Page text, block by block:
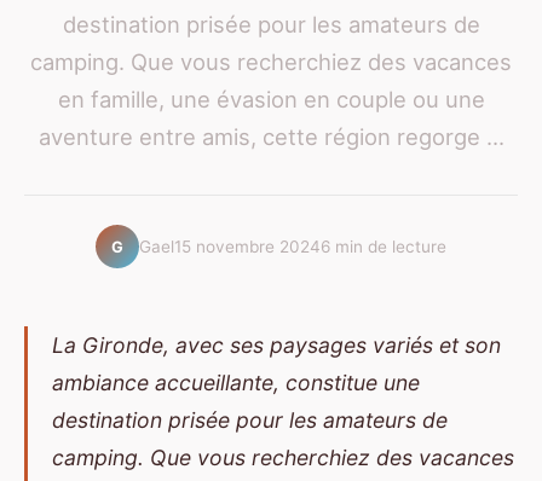
destination prisée pour les amateurs de
camping. Que vous recherchiez des vacances
en famille, une évasion en couple ou une
aventure entre amis, cette région regorge ...
G Gael15 novembre 20246 min de lecture
La Gironde, avec ses paysages variés et son
ambiance accueillante, constitue une
destination prisée pour les amateurs de
camping. Que vous recherchiez des vacances